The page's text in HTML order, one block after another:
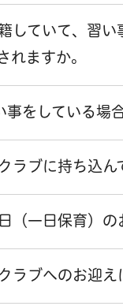
していて、習
れますか。
事をしている場
ラブに持ち込ん
（一日保育）の
ラブへのお迎え